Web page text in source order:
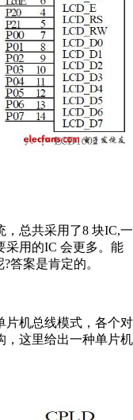
总共采用了8 块IC,一
采用的IC 会更多。能
答案是肯定的。
机总线模式，各个对
，这里给出一种单片机